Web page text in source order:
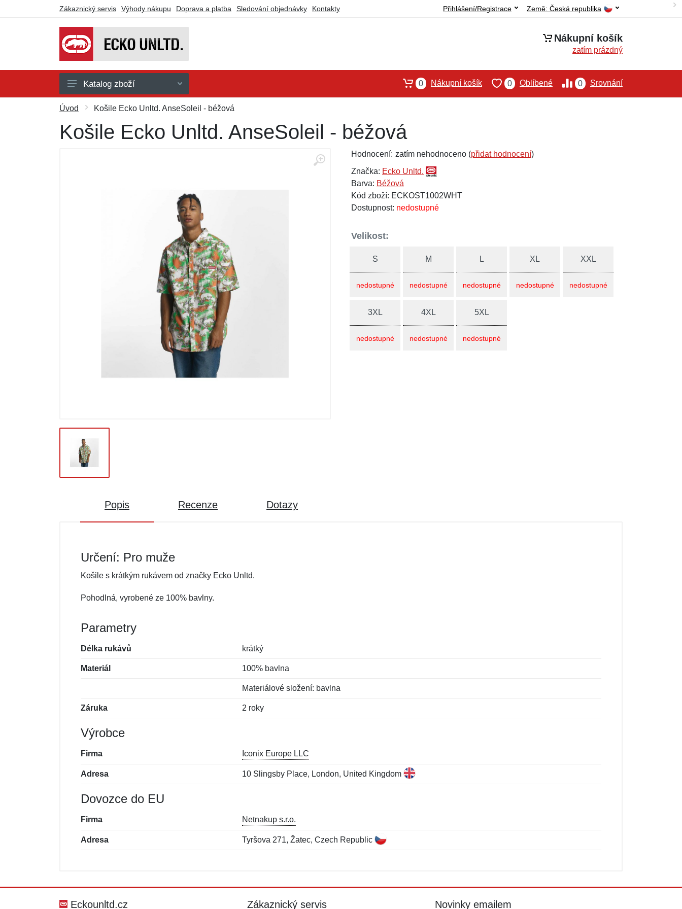
Zákaznický servis Výhody nákupu Doprava a platba Sledování objednávky Kontakty Země: Česká republika
Přihlášení/Registrace
Nákupní košík
zatím prázdný
Doplňky
Košile
Katalog zboží 0 Srovnání
0 Oblíbené
0 Nákupní košík
Úvod Košile Ecko Unltd. AnseSoleil - béžová
Košile Ecko Unltd. AnseSoleil - béžová
Hodnocení: zatím nehodnoceno (přidat hodnocení)
Značka: Ecko Unltd.
Barva: Béžová
Kód zboží: ECKOST1002WHT
Dostupnost: nedostupné
Velikost:
S
nedostupné
M
nedostupné
L
nedostupné
XL
nedostupné
XXL
nedostupné
3XL
nedostupné
4XL
nedostupné
5XL
nedostupné
Popis Recenze Dotazy
Určení: Pro muže
Košile s krátkým rukávem od značky Ecko Unltd.
Pohodlná, vyrobené ze 100% bavlny.
Parametry
Délka rukávů krátký
Materiál 100% bavlna
Materiálové složení: bavlna
Záruka 2 roky
Výrobce
Firma Iconix Europe LLC
Adresa 10 Slingsby Place, London, United Kingdom
Dovozce do EU
Firma Netnakup s.r.o.
Adresa Tyršova 271, Žatec, Czech Republic
Eckounltd.cz Zákaznický servis Novinky emailem